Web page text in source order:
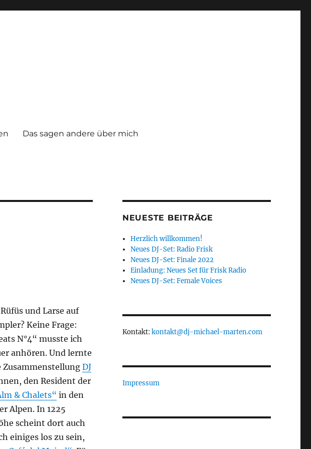
Das sagen andere über mich
und Larse auf
Keine Frage:
N°4“ musste ich
anhören. Und lernte
Zusammenstellung DJ
den Resident der
& Chalets“ in den
Alpen. In 1225
scheint dort auch
einiges los zu sein,
NEUESTE BEITRÄGE
Herzlich willkommen!
Neues DJ-Set: Radio Frisk
Neues DJ-Set: Finale 2022
Einladung: Neues Set für Frisk Radio
Neues DJ-Set: Female Voices
Kontakt: kontakt@dj-michael-marten.com
Impressum